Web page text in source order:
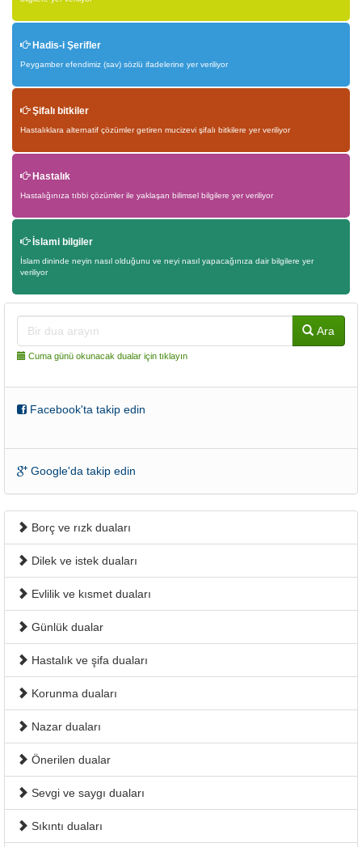
Hadis-i Şerifler
Peygamber efendimiz (sav) sözlü ifadelerine yer veriliyor
Şifalı bitkiler
Hastalıklara alternatif çözümler getiren mucizevi şifalı bitkilere yer veriliyor
Hastalık
Hastalığınıza tıbbi çözümler ile yaklaşan bilimsel bilgilere yer veriliyor
İslami bilgiler
İslam dininde neyin nasıl olduğunu ve neyi nasıl yapacağınıza dair bilgilere yer
veriliyor
Ara
Cuma günü okunacak dualar için tıklayın
Facebook'ta takip edin
Google'da takip edin
Borç ve rızk duaları
Dilek ve istek duaları
Evlilik ve kısmet duaları
Günlük dualar
Hastalık ve şifa duaları
Korunma duaları
Nazar duaları
Önerilen dualar
Sevgi ve saygı duaları
Sıkıntı duaları